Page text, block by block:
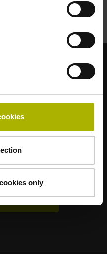
only
강력한 브랜드
LTNNUMERIK JENA
RSF
용 포털
털